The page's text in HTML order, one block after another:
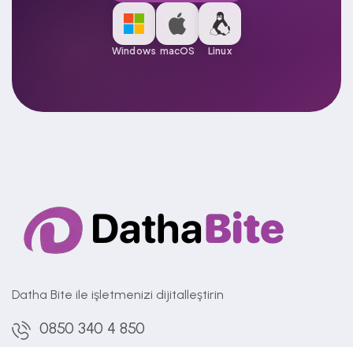
Windows macOS Linux
Datha Bite ile işletmenizi dijitalleştirin
0850 340 4 850